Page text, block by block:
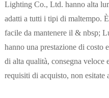
Lighting Co., Ltd. hanno alta
adatti a tutti i tipi di maltempo.
facile da mantenere il & nbsp;
hanno una prestazione di costo
di alta qualità, consegna veloce
requisiti di acquisto, non esitate